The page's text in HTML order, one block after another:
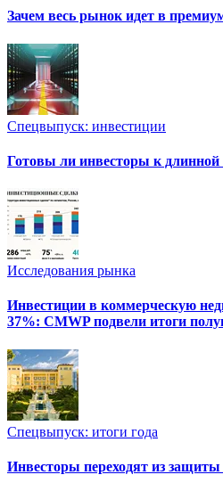
Зачем весь рынок идет в
Спецвыпуск: инвестиции
Готовы ли инвесторы к
Исследования рынка
Инвестиции в коммерческую
37%: CMWP подвели итоги
Спецвыпуск: итоги года
Инвесторы переходят из защиты